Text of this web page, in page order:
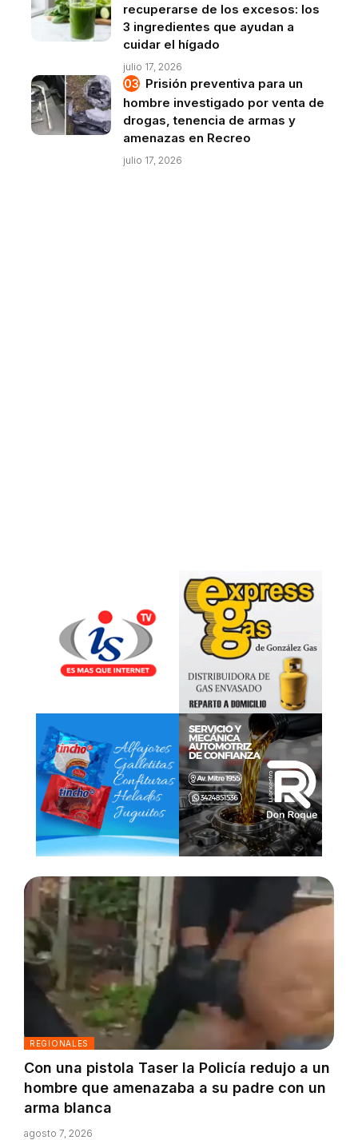
recuperarse de los excesos: los
3 ingredientes que ayudan a
cuidar el hígado
julio 17, 2026
Prisión preventiva para un
hombre investigado por venta de
drogas, tenencia de armas y
amenazas en Recreo
julio 17, 2026
REGIONALES
Con una pistola Taser la Policía redujo a un
hombre que amenazaba a su padre con un
arma blanca
agosto 7, 2026